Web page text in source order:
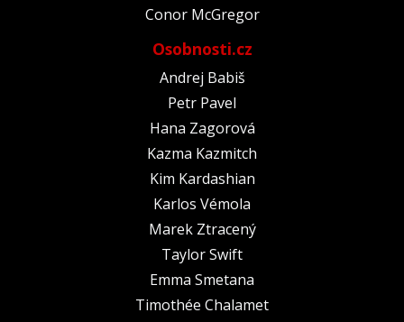
Conor McGregor
Osobnosti.cz
Andrej Babiš
Petr Pavel
Hana Zagorová
Kazma Kazmitch
Kim Kardashian
Karlos Vémola
Marek Ztracený
Taylor Swift
Emma Smetana
Timothée Chalamet